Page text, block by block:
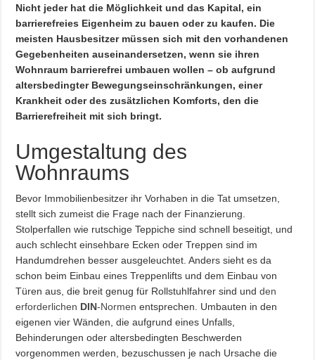
Nicht jeder hat die Möglichkeit und das Kapital, ein
barrierefreies Eigenheim zu bauen oder zu kaufen. Die
meisten Hausbesitzer müssen sich mit den vorhandenen
Gegebenheiten auseinandersetzen, wenn sie ihren
Wohnraum barrierefrei umbauen wollen – ob aufgrund
altersbedingter Bewegungseinschränkungen, einer
Krankheit oder des zusätzlichen Komforts, den die
Barrierefreiheit mit sich bringt.
Umgestaltung des
Wohnraums
Bevor Immobilienbesitzer ihr Vorhaben in die Tat umsetzen,
stellt sich zumeist die Frage nach der Finanzierung.
Stolperfallen wie rutschige Teppiche sind schnell beseitigt, und
auch schlecht einsehbare Ecken oder Treppen sind im
Handumdrehen besser ausgeleuchtet. Anders sieht es da
schon beim Einbau eines Treppenlifts und dem Einbau von
Türen aus, die breit genug für Rollstuhlfahrer sind undden
erforderlichen DIN-Normen entsprechen. Umbauten in den
eigenen vier Wänden, die aufgrund eines Unfalls,
Behinderungen oder altersbedingten Beschwerden
vorgenommen werden, bezuschussen je nach Ursache die